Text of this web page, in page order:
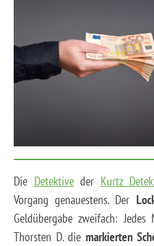
Die Detektiveder Kurtz
Vorgang genauestens. Der
Geldübergabe zweifach:
Thorsten D. die markierten